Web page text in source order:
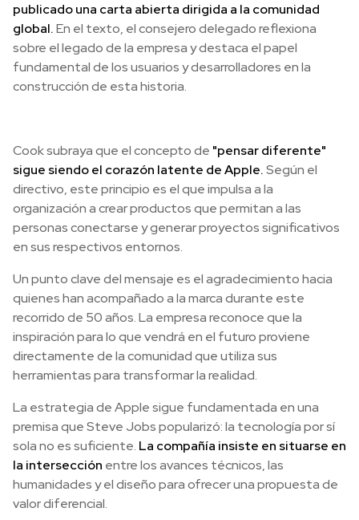
publicado una carta abierta dirigida a la comunidad
global.En el texto, el consejero delegado reflexiona
sobre el legado de la empresa y destaca el papel
fundamental de los usuarios y desarrolladores en la
construcción de esta historia.
Cook subraya que el concepto de "pensar diferente"
sigue siendo el corazón latente de Apple.Según el
directivo, este principio es el que impulsa a la
organización a crear productos que permitan a las
personas conectarse y generar proyectos significativos
en sus respectivos entornos.
Un punto clave del mensaje es el agradecimiento hacia
quienes han acompañado a la marca durante este
recorrido de 50 años. La empresa reconoce que la
inspiración para lo que vendrá en el futuro proviene
directamente de la comunidad que utiliza sus
herramientas para transformar la realidad.
La estrategia de Apple sigue fundamentada en una
premisa que Steve Jobs popularizó: la tecnología por sí
sola no es suficiente. La compañía insiste en situarse en
la intersección entre los avances técnicos, las
humanidades y el diseño para ofrecer una propuesta de
valor diferencial.